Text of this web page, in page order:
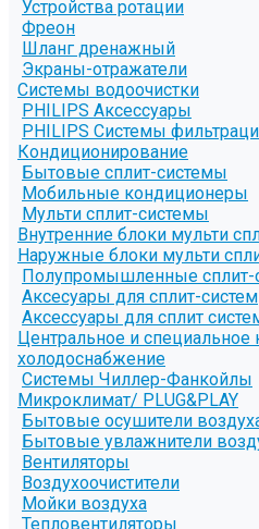
Устройства ротации
Фреон
Шланг дренажный
Экраны-отражатели
Системы водоочистки
PHILIPS Аксессуары
PHILIPS Системы
Кондиционирование
Бытовые сплит-системы
Мобильные кондиционеры
Мульти сплит-системы
Внутренние блоки мульти
Наружные блоки мульти
Полупромышленные сплит-
Аксесуары для сплит-систем
Аксессуары для сплит
Центральное и
холодоснабжение
Системы Чиллер-Фанкойлы
Микроклимат/ PLUG&PLAY
Бытовые осушители
Бытовые увлажнители
Вентиляторы
Воздухоочистители
Мойки воздуха
Тепловентиляторы